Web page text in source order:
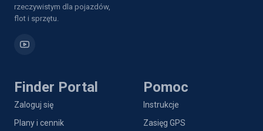
rzeczywistym dla pojazdów,
flot i sprzętu.
Finder Portal
Zaloguj się
Plany i cennik
Pomoc
Instrukcje
Zasięg GPS